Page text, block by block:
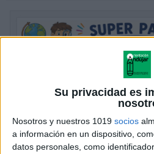
Su privacidad es
Nosotros y nuestros 1019 socios
a información en un dispositivo,
datos personales, como